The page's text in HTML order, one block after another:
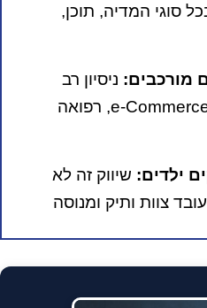
סוגי המדיה, תוכן,
מורכבים:ניסיון רב
בעבודה עם חברות, e-Commerce, רפואה
ילדים:שיווק זה לא
צוות ותיק ומנוסה